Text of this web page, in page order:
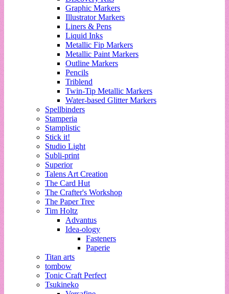
Graphic Markers
Illustrator Markers
Liners & Pens
Liquid Inks
Metallic Fip Markers
Metallic Paint Markers
Outline Markers
Pencils
Triblend
Twin-Tip Metallic Markers
Water-based Glitter Markers
Spellbinders
Stamperia
Stamplistic
Stick it!
Studio Light
Subli-print
Superior
Talens Art Creation
The Card Hut
The Crafter's Workshop
The Paper Tree
Tim Holtz
Advantus
Idea-ology
Fasteners
Paperie
Titan arts
tombow
Tonic Craft Perfect
Tsukineko